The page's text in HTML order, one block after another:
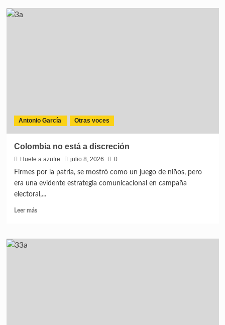
Antonio García Otras voces
Colombia no está a discreción
Huele a azufre julio 8, 2026
0
Firmes por la patria, se mostró como un juego de niños, pero
era una evidente estrategia comunicacional en campaña
electoral,...
Leer más